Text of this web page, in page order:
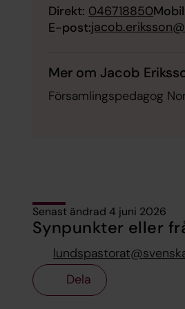
Direkt: 046718850
E-post:
Mer om Jacob
Församlingspedagog
Senast ändrad 4 juni 2026
Synpunkter eller
Dela